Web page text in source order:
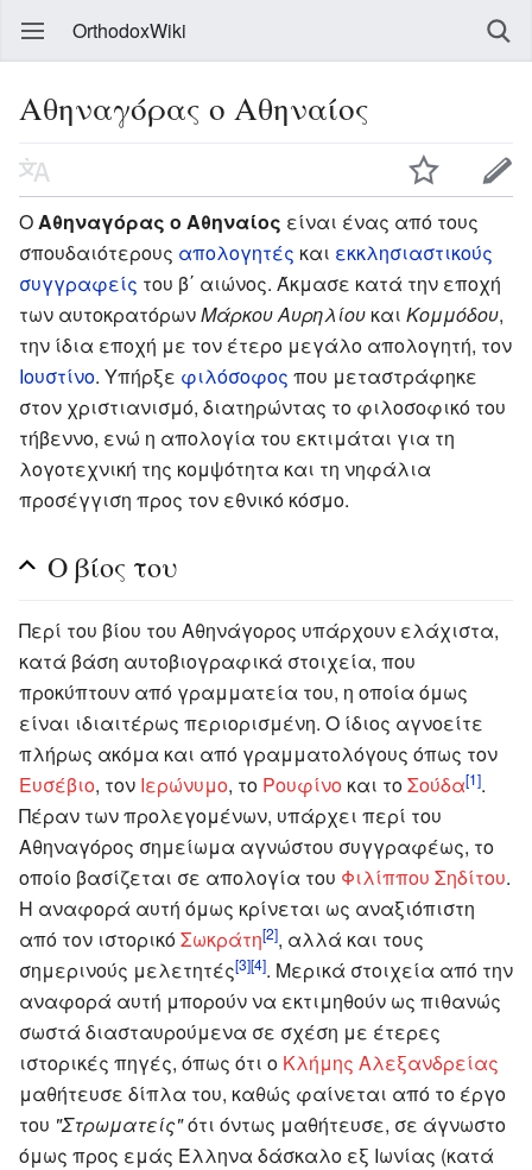
OrthodoxWiki
Αθηναγόρας ο Αθηναίος
Ο Αθηναγόρας ο Αθηναίος είναι ένας από τους
σπουδαιότερους απολογητές και εκκλησιαστικούς
συγγραφείς του β΄ αιώνος. Άκμασε κατά την εποχή
των αυτοκρατόρωνΜάρκου Αυρηλίου και Κομμόδου,
την ίδια εποχή με τον έτερο μεγάλο απολογητή, τον
Ιουστίνο. Υπήρξε φιλόσοφος που μεταστράφηκε
στον χριστιανισμό, διατηρώντας το φιλοσοφικό του
τήβεννο, ενώ η απολογία του εκτιμάται για τη
λογοτεχνική της κομψότητα και τη νηφάλια
προσέγγιση προς τον εθνικό κόσμο.
Ο βίος του
Περί του βίου του Αθηνάγορος υπάρχουν ελάχιστα,
κατά βάση αυτοβιογραφικά στοιχεία, που
προκύπτουν από γραμματεία του, η οποία όμως
είναι ιδιαιτέρως περιορισμένη. Ο ίδιος αγνοείτε
πλήρως ακόμα και από γραμματολόγους όπως τον
Ευσέβιο, τον Ιερώνυμο, το Ρουφίνο και τοΣούδα[1].
Πέραν των προλεγομένων, υπάρχει περί του
Αθηναγόρος σημείωμα αγνώστου συγγραφέως, το
οποίο βασίζεται σε απολογία του Φιλίππου Σηδίτου.
Η αναφορά αυτή όμως κρίνεται ως αναξιόπιστη
από τον ιστορικόΣωκράτη[2], αλλά και τους
σημερινούς μελετητές[3][4]. Μερικά στοιχεία από την
αναφορά αυτή μπορούν να εκτιμηθούν ως πιθανώς
σωστά διασταυρούμενα σε σχέση με έτερες
ιστορικές πηγές, όπως ότι ο Κλήμης Αλεξανδρείας
μαθήτευσε δίπλα του, καθώς φαίνεται από το έργο
του "Στρωματείς"ότι όντως μαθήτευσε, σε άγνωστο
όμως προς εμάς Έλληνα δάσκαλο εξ Ιωνίας (κατά